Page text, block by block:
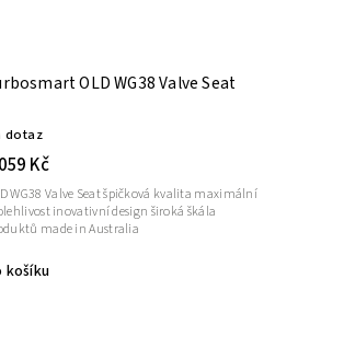
OLD WG38 Valve Seat
dotaz
Kč
košíku
WG38 Valve Seat špičková kvalita maximální
inovativní design široká škála
made in Australia